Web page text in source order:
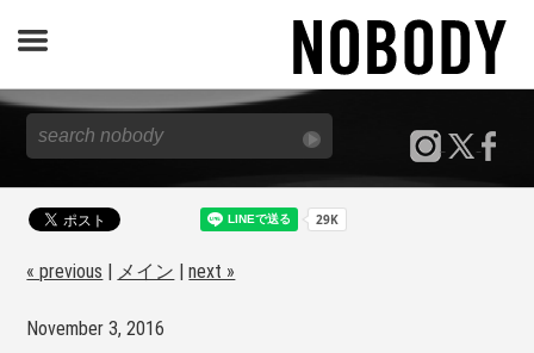
JOURNAL
SPECIAL
REPORT
NOBODY STORE
« previous メイン |next »
November 3, 2016